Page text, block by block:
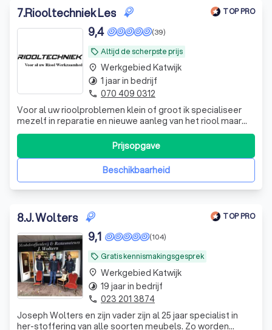
7.Riooltechniek Les TOP PRO
local_offer Altijd de scherpste prijs
(39)
9,4
Voor al uw rioolproblemen klein of groot ik specialiseer
mezelf in reparatie en nieuwe aanleg van het riool maar
beschik ook de kennis om u riool te onderhouden of om
Beschikbaarheid
Prijsopgave
place Werkgebied Katwijk
timelapse 1 jaar in bedrijf
phone 070 409 0312
8.J. Wolters TOP PRO
local_offer Gratis kennismakingsgesprek
(104)
9,1
Joseph Wolters en zijn vader zijn al 25 jaar specialist in
her-stoffering van alle soorten meubels. Zo worden
place Werkgebied Katwijk
timelapse 19 jaar in bedrijf
phone 023 201 3874